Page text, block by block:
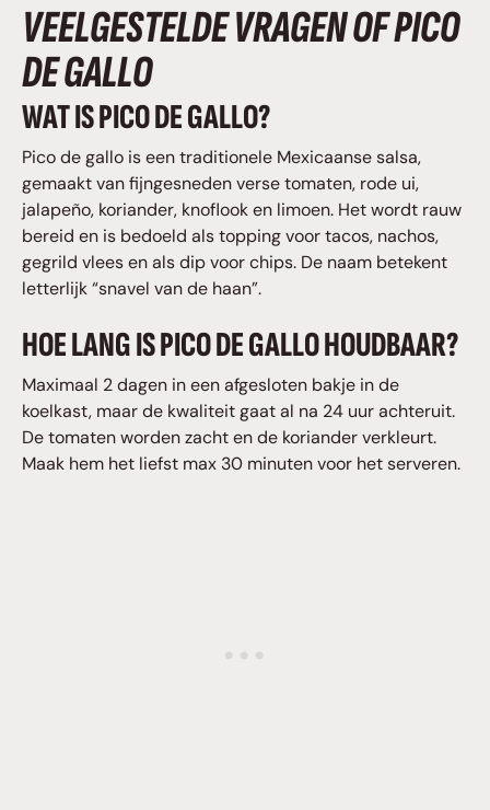
VEELGESTELDE VRAGEN OF PICO
DE GALLO
WAT IS PICO DE GALLO?
Pico de gallo is een traditionele Mexicaanse salsa,
gemaakt van fijngesneden verse tomaten, rode ui,
jalapeño, koriander, knoflook en limoen. Het wordt rauw
bereid en is bedoeld als topping voor tacos, nachos,
gegrild vlees en als dip voor chips. De naam betekent
letterlijk “snavel van de haan”.
HOE LANG IS PICO DE GALLO HOUDBAAR?
Maximaal 2 dagen in een afgesloten bakje in de
koelkast, maar de kwaliteit gaat al na 24 uur achteruit.
De tomaten worden zacht en de koriander verkleurt.
Maak hem het liefst max 30 minuten voor het serveren.